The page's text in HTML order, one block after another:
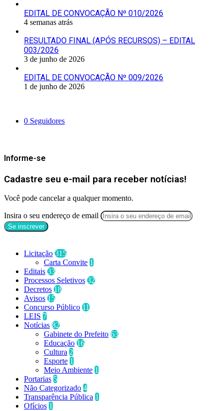
EDITAL DE CONVOCAÇÃO Nº 010/2026
4 semanas atrás
RESULTADO FINAL (APÓS RECURSOS) – EDITAL
003/2026
3 de junho de 2026
EDITAL DE CONVOCAÇÃO Nº 009/2026
1 de junho de 2026
0 Seguidores
Informe-se
Cadastre seu e-mail para receber notícias!
Você pode cancelar a qualquer momento.
Insira o seu endereço de email
Licitação 315
Carta Convite 1
Editais 33
Processos Seletivos 32
Decretos 18
Avisos 15
Concurso Público 11
LEIS 7
Notícias 82
Gabinete do Prefeito 63
Educação 16
Cultura 2
Esporte 1
Meio Ambiente 1
Portarias 5
Não Categorizado 4
Transparência Pública 1
Ofícios 1